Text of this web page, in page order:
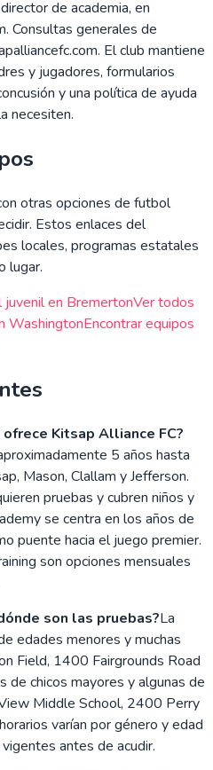
de academia, en
Consultas generales de
El club mantiene
y jugadores, formularios
y una política de ayuda
necesiten.
otras opciones de futbol
Estos enlaces del
locales, programas estatales
lugar.
en BremertonVer todos
WashingtonEncontrar equipos
Kitsap Alliance FC?
5 años hasta
Mason, Clallam y Jefferson.
pruebas y cubren niños y
se centra en los años de
puente hacia el juego premier.
son opciones mensuales
son las pruebas?La
edades menores y muchas
Field, 1400 Fairgrounds Road
de chicos mayores y algunas de
Middle School, 2400 Perry
varían por género y edad
antes de acudir.